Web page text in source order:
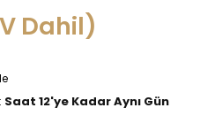
Dahil)
: Saat 12'ye Kadar Aynı Gün